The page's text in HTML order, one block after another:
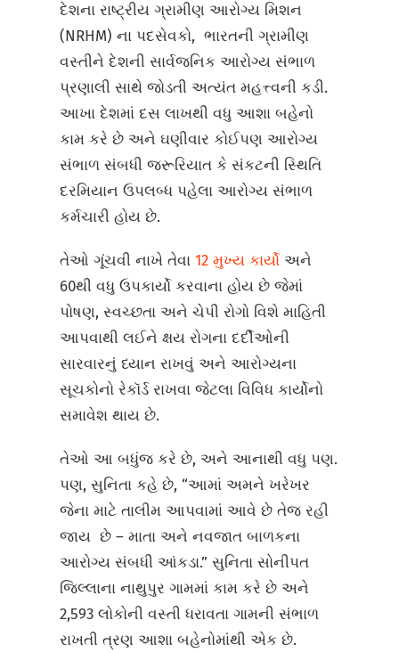
દેશના રાષ્ટ્રીય ગ્રામીણ આરોગ્ય મિશન
(NRHM) ના પદસેવકો, ભારતની ગ્રામીણ
વસ્તીને દેશની સાર્વજનિક આરોગ્ય સંભાળ
પ્રણાલી સાથે જોડતી અત્યંત મહત્ત્વની કડી.
આખા દેશમાં દસ લાખથી વધુ આશા બહેનો
કામ કરે છે અને ઘણીવાર કોઈપણ આરોગ્ય
સંભાળ સંબધી જરૂરિયાત કે સંકટની સ્થિતિ
દરમિયાન ઉપલબ્ધ પહેલા આરોગ્ય સંભાળ
કર્મચારી હોય છે.
તેઓ ગૂંચવી નાખે તેવા12 મુખ્ય કાર્યોઅને
60થી વધુ ઉપકાર્યો કરવાના હોય છે જેમાં
પોષણ, સ્વચ્છતા અને ચેપી રોગો વિશે માહિતી
આપવાથી લઈને ક્ષય રોગના દર્દીઓની
સારવારનું ધ્યાન રાખવું અને આરોગ્યના
સૂચકોનો રેકૉર્ડ રાખવા જેટલા વિવિધ કાર્યોનો
સમાવેશ થાય છે.
તેઓ આ બધુંજ કરે છે, અને આનાથી વધુ પણ.
પણ, સુનિતા કહે છે, “આમાં અમને ખરેખર
જેના માટે તાલીમ આપવામાં આવે છે તેજ રહી
જાય છે – માતા અને નવજાત બાળકના
આરોગ્ય સંબધી આંકડા.” સુનિતા સોનીપત
જિલ્લાના નાથુપુર ગામમાં કામ કરે છે અને
2,593 લોકોની વસ્તી ધરાવતા ગામની સંભાળ
રાખતી ત્રણ આશા બહેનોમાંથી એક છે.